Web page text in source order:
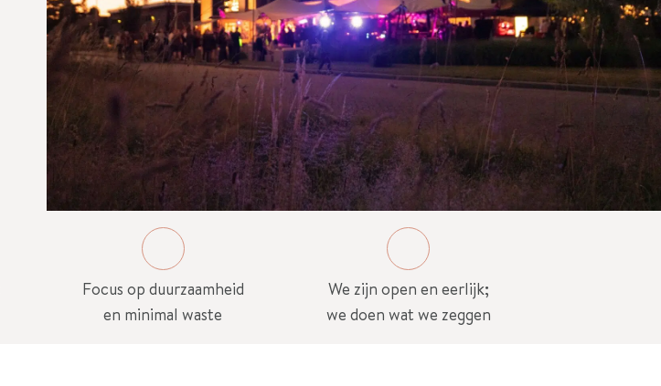
Focus op duurzaamheid
en minimal waste
We zijn open en eerlijk;
we doen wat we zeggen